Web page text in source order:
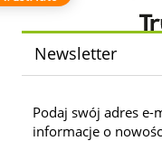
była równie udana.
Newsletter
Podaj swój adres e-
informacje o